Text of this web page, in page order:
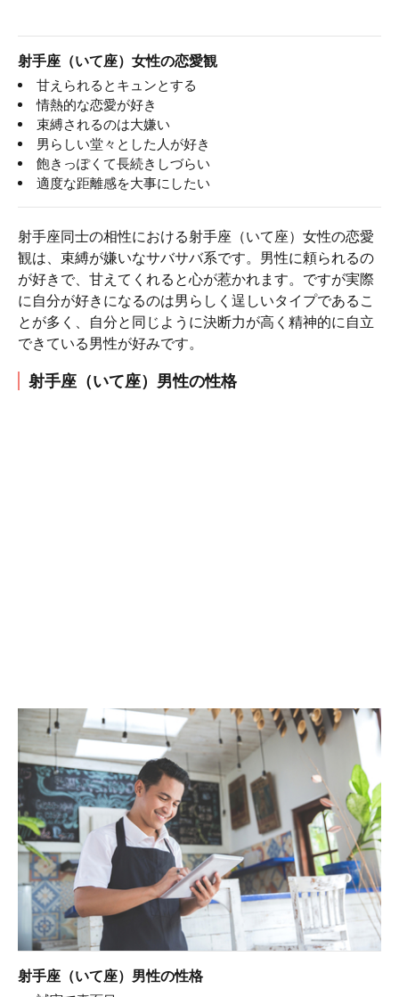
射手座（いて座）女性の恋愛観
甘えられるとキュンとする
情熱的な恋愛が好き
束縛されるのは大嫌い
男らしい堂々とした人が好き
飽きっぽくて長続きしづらい
適度な距離感を大事にしたい
射手座同士の相性における射手座（いて座）女性の恋愛
観は、束縛が嫌いなサバサバ系です。男性に頼られるの
が好きで、甘えてくれると心が惹かれます。ですが実際
に自分が好きになるのは男らしく逞しいタイプであるこ
とが多く、自分と同じように決断力が高く精神的に自立
できている男性が好みです。
射手座（いて座）男性の性格
射手座（いて座）男性の性格